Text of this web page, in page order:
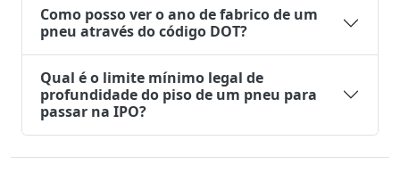
Como posso ver o ano de fabrico de um
pneu através do código DOT?
Qual é o limite mínimo legal de
profundidade do piso de um pneu para
passar na IPO?